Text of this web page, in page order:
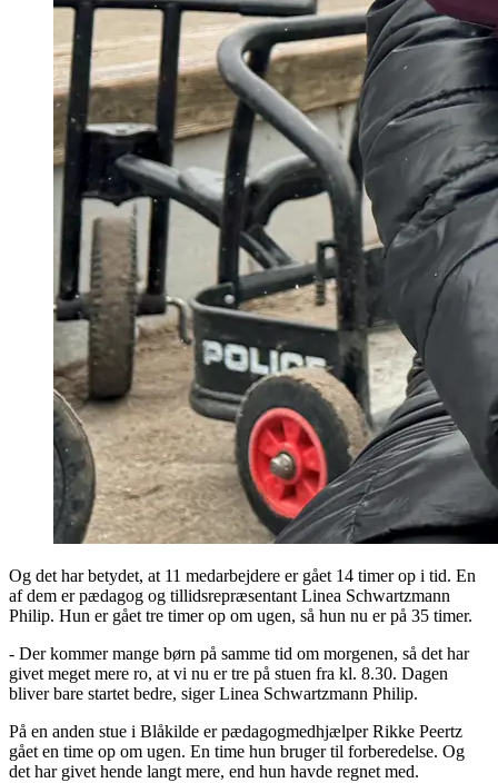
Og det har betydet, at 11 medarbejdere er gået 14 timer op i tid. En
af dem er pædagog og tillidsrepræsentant Linea Schwartzmann
Philip. Hun er gået tre timer op om ugen, så hun nu er på 35 timer.
- Der kommer mange børn på samme tid om morgenen, så det har
givet meget mere ro, at vi nu er tre på stuen fra kl. 8.30. Dagen
bliver bare startet bedre, siger Linea Schwartzmann Philip.
På en anden stue i Blåkilde er pædagogmedhjælper Rikke Peertz
gået en time op om ugen. En time hun bruger til forberedelse. Og
det har givet hende langt mere, end hun havde regnet med.